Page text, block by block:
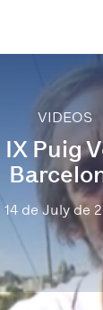
VIDEOS
Puig
14 de July de